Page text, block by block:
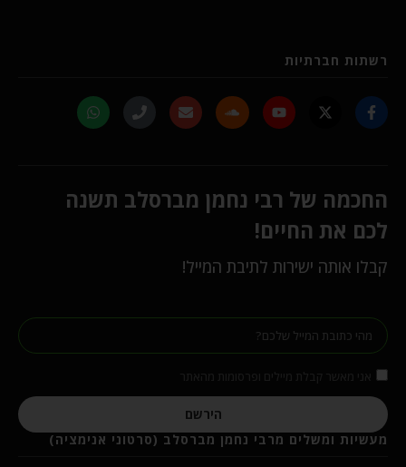
רשתות חברתיות
החכמה של רבי נחמן מברסלב תשנה
לכם את החיים!
קבלו אותה ישירות לתיבת המייל!
הירשם
מעשיות ומשלים מרבי נחמן מברסלב (סרטוני אנימציה)